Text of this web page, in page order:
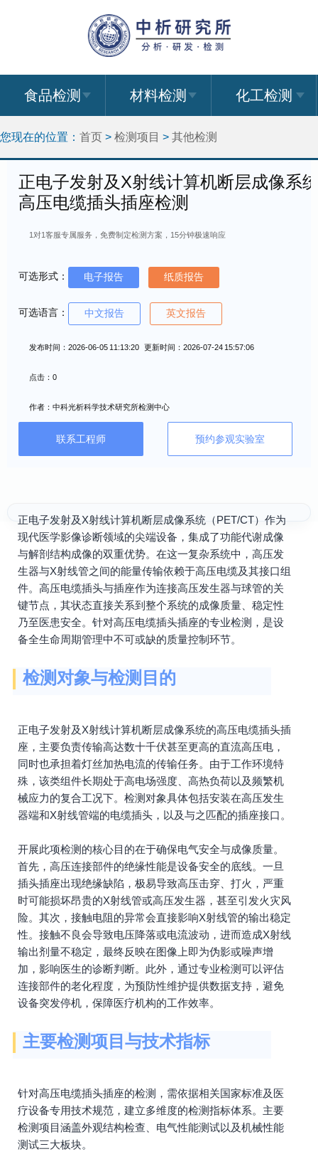
食品检测 材料检测 化工检测
您现在的位置： 首页 > 检测项目 > 其他检测
正电子发射及X射线计算机断层成像系
高压电缆插头插座检测
1对1客服专属服务，免费制定检测方案，15分钟极速响应
可选形式： 电子报告 纸质报告
可选语言： 中文报告 英文报告
发布时间：2026-06-05 11:13:20 更新时间：2026-07-24 15:57:06
点击：0
作者：中科光析科学技术研究所检测中心
联系工程师 预约参观实验室
正电子发射及X射线计算机断层成像系统（PET/CT）作为
现代医学影像诊断领域的尖端设备，集成了功能代谢成像
与解剖结构成像的双重优势。在这一复杂系统中，高压发
生器与X射线管之间的能量传输依赖于高压电缆及其接口组
件。高压电缆插头与插座作为连接高压发生器与球管的关
键节点，其状态直接关系到整个系统的成像质量、稳定性
乃至医患安全。针对高压电缆插头插座的专业检测，是设
备全生命周期管理中不可或缺的质量控制环节。
检测对象与检测目的
正电子发射及X射线计算机断层成像系统的高压电缆插头插
座，主要负责传输高达数十千伏甚至更高的直流高压电，
同时也承担着灯丝加热电流的传输任务。由于工作环境特
殊，该类组件长期处于高电场强度、高热负荷以及频繁机
械应力的复合工况下。检测对象具体包括安装在高压发生
器端和X射线管端的电缆插头，以及与之匹配的插座接口。
开展此项检测的核心目的在于确保电气安全与成像质量。
首先，高压连接部件的绝缘性能是设备安全的底线。一旦
插头插座出现绝缘缺陷，极易导致高压击穿、打火，严重
时可能损坏昂贵的X射线管或高压发生器，甚至引发火灾风
险。其次，接触电阻的异常会直接影响X射线管的输出稳定
性。接触不良会导致电压降落或电流波动，进而造成X射线
输出剂量不稳定，最终反映在图像上即为伪影或噪声增
加，影响医生的诊断判断。此外，通过专业检测可以评估
连接部件的老化程度，为预防性维护提供数据支持，避免
设备突发停机，保障医疗机构的工作效率。
主要检测项目与技术指标
针对高压电缆插头插座的检测，需依据相关国家标准及医
疗设备专用技术规范，建立多维度的检测指标体系。主要
检测项目涵盖外观结构检查、电气性能测试以及机械性能
测试三大板块。